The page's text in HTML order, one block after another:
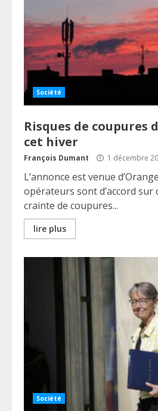
Société
Risques de coupures
cet hiver
François Dumant 1 décembre
L’annonce est venue
opérateurs sont d’accord sur
crainte de coupures...
lire plus
Société